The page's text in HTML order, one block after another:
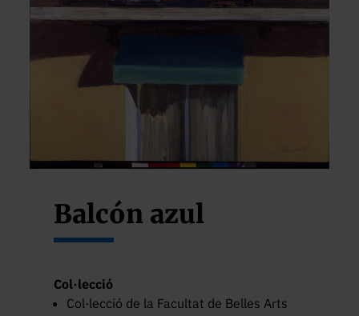
Balcón azul
Col·lecció
Col·lecció de la Facultat de Belles Arts